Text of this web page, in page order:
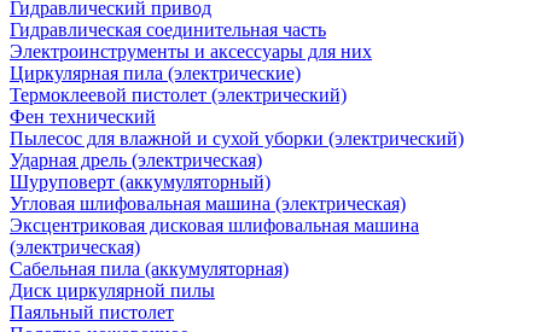
Гидравлический привод
Гидравлическая соединительная часть
Электроинструменты и аксессуары для них
Циркулярная пила (электрические)
Термоклеевой пистолет (электрический)
Фен технический
Пылесос для влажной и сухой уборки (электрический)
Ударная дрель (электрическая)
Шуруповерт (аккумуляторный)
Угловая шлифовальная машина (электрическая)
Эксцентриковая дисковая шлифовальная машина
(электрическая)
Сабельная пила (аккумуляторная)
Диск циркулярной пилы
Паяльный пистолет